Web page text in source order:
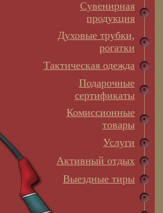
Сувенирная
продукция
Духовые трубки,
рогатки
Тактическая одежда
Подарочные
сертификаты
Комиссионные
товары
Услуги
Активный отдых
Выездные тиры